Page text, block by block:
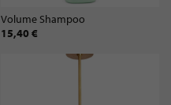
Volume Shampoo
15,40 €